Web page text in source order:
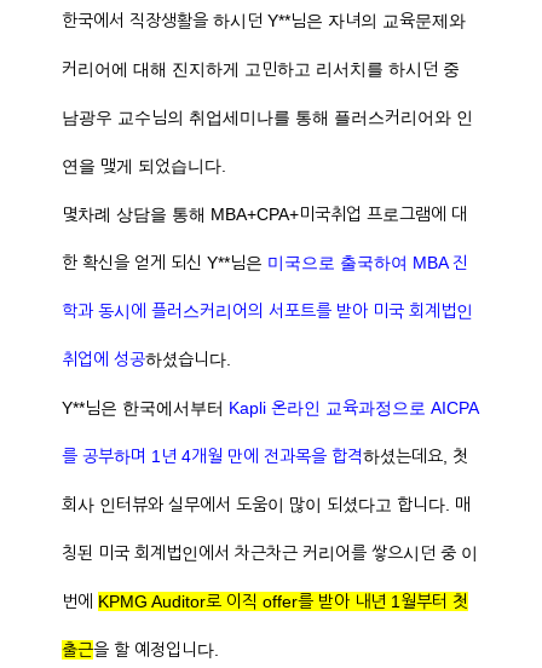
한국에서 직장생활을 하시던 Y**님은 자녀의 교육문제와
커리어에 대해 진지하게 고민하고 리서치를 하시던 중
남광우 교수님의 취업세미나를 통해 플러스커리어와 인
연을 맺게 되었습니다.
몇차례 상담을 통해 MBA+CPA+미국취업 프로그램에 대
한 확신을 얻게 되신 Y**님은 미국으로 출국하여 MBA 진
학과 동시에 플러스커리어의 서포트를 받아 미국 회계법인
취업에 성공하셨습니다.
Y**님은 한국에서부터 Kapli 온라인 교육과정으로 AICPA
를 공부하며 1년 4개월 만에 전과목을 합격하셨는데요, 첫
회사 인터뷰와 실무에서 도움이 많이 되셨다고 합니다. 매
칭된 미국 회계법인에서 차근차근 커리어를 쌓으시던 중 이
번에 KPMG Auditor로 이직 offer를 받아 내년 1월부터 첫
출근을 할 예정입니다.